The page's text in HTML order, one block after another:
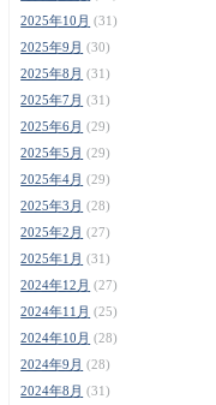
2025年10月 (31)
2025年9月 (30)
2025年8月 (31)
2025年7月 (31)
2025年6月 (29)
2025年5月 (29)
2025年4月 (29)
2025年3月 (28)
2025年2月 (27)
2025年1月 (31)
2024年12月 (27)
2024年11月 (25)
2024年10月 (28)
2024年9月 (28)
2024年8月 (31)